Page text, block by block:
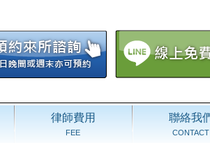
律師費用
FEE
聯絡我
CONTACT